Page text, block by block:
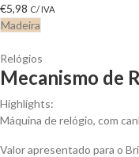
€5,98 C/ IVA
Madeira
Relógios
Mecanismo de
Highlights:
Máquina de relógio, com
Valor apresentado para o